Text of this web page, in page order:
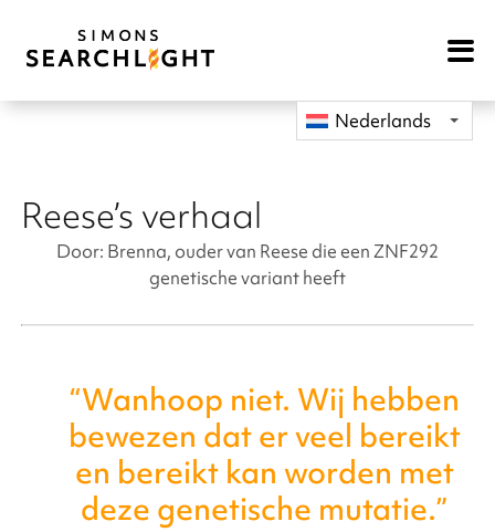
Open
Nederlands
Reese’s verhaal
Door: Brenna, ouder van Reese die een ZNF292
genetische variant heeft
“Wanhoop niet. Wij hebben
bewezen dat er veel bereikt
en bereikt kan worden met
deze genetische mutatie.”